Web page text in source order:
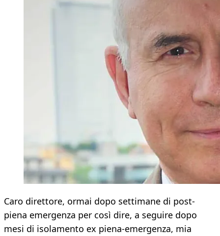
Caro direttore, ormai dopo settimane di post-
piena emergenza per così dire, a seguire dopo
mesi di isolamento ex piena-emergenza, mia